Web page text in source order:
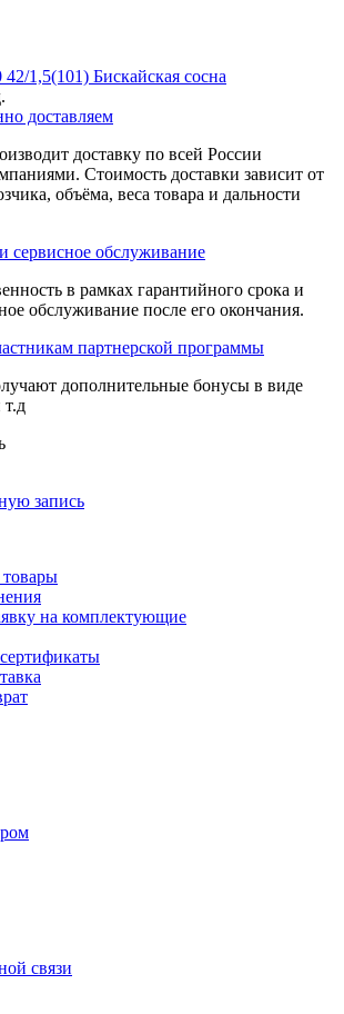
1,5(101) Бискайская сосна
доставляем
доставку по всей России
Стоимость доставки зависит от
объёма, веса товара и дальности
сервисное обслуживание
в рамках гарантийного срока и
обслуживание после его окончания.
партнерской программы
дополнительные бонусы в виде
т.д
запись
на комплектующие
связи